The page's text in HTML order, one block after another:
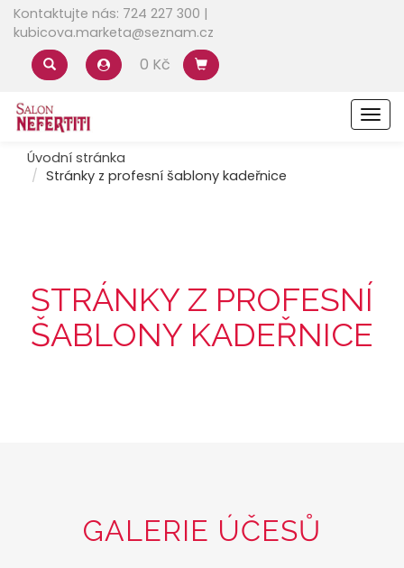
Kontaktujte nás: 724 227 300 |
kubicova.marketa@seznam.cz
0 Kč
Úvodní stránka
Stránky z profesní šablony kadeřnice
STRÁNKY Z PROFESNÍ
ŠABLONY KADEŘNICE
GALERIE ÚČESŮ